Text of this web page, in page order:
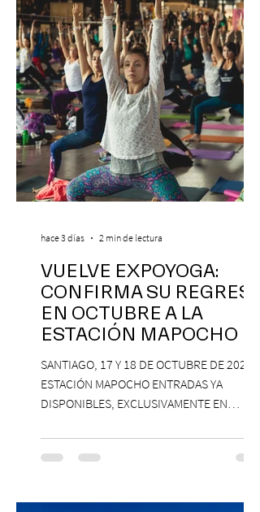
VUELVE EXPOYOGA:
CONFIRMA SU REGRESO
EN OCTUBRE A LA
ESTACIÓN MAPOCHO
SANTIAGO, 17 Y 18 DE OCTUBRE DE 2026,
ESTACIÓN MAPOCHO ENTRADAS YA
DISPONIBLES, EXCLUSIVAMENTE EN
con una edición renovada que reunirá
yoga, bienestar y vida consciente, con la
Antonella Orsini, Yoga Woman y más
hace 3 días 2 min de lectura